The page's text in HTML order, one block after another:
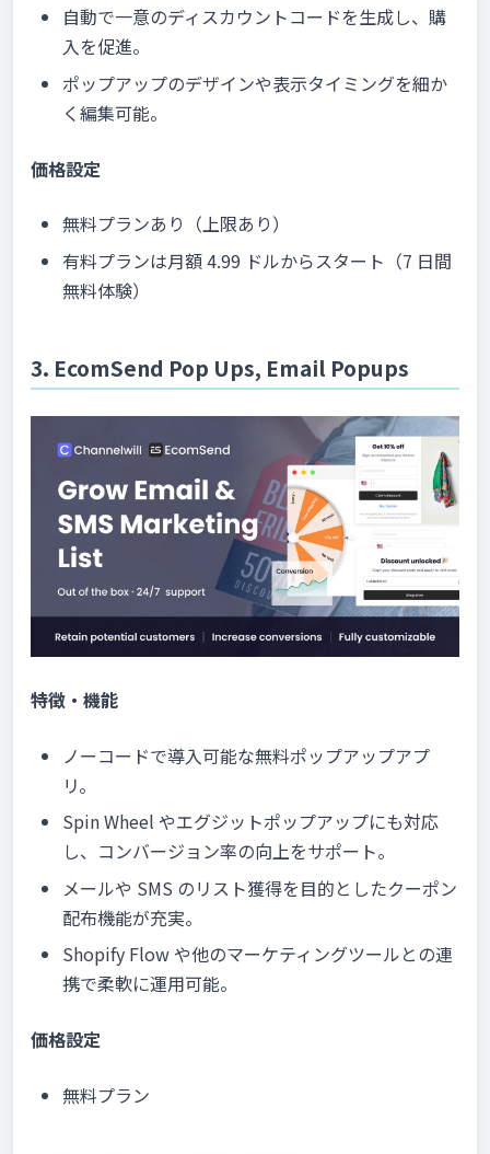
自動で一意のディスカウントコードを生成し、購
入を促進。
ポップアップのデザインや表示タイミングを細か
く編集可能。
価格設定
無料プランあり（上限あり）
有料プランは月額 4.99 ドルからスタート（7 日間
無料体験）
3. EcomSend Pop Ups, Email Popups
特徴・機能
ノーコードで導入可能な無料ポップアップアプ
リ。
Spin Wheel やエグジットポップアップにも対応
し、コンバージョン率の向上をサポート。
メールや SMS のリスト獲得を目的としたクーポン
配布機能が充実。
Shopify Flow や他のマーケティングツールとの連
携で柔軟に運用可能。
価格設定
無料プラン